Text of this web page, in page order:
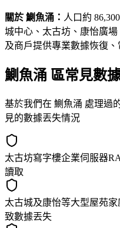
關於 鰂魚涌： 人口約
城中心、太古坊、康怡廣場
及商戶提供專業數據恢復
鰂魚涌 區常見數
基於我們在 鰂魚涌 處理過
見的數據丟失情況
太古坊寫字樓企業伺服器
讀取
太古城及康怡等大型屋苑
致數據丟失